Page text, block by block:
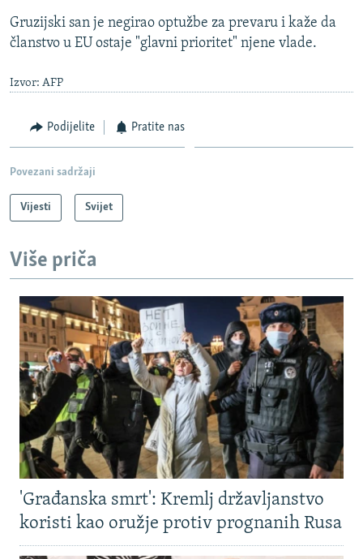
Gruzijski san je negirao optužbe za prevaru i kaže da
članstvo u EU ostaje "glavni prioritet" njene vlade.
Izvor: AFP
Podijelite Pratite nas
Povezani sadržaji
Vijesti Svijet
Više priča
'Građanska smrt': Kremlj državljanstvo
koristi kao oružje protiv prognanih Rusa